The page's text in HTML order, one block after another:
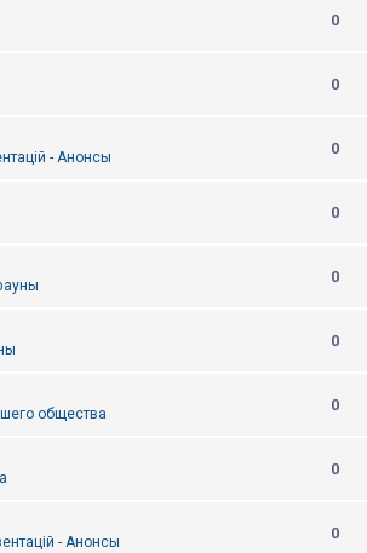
0
0
- Анонсы 0
0
0
0
общества 0
0
- Анонсы 0